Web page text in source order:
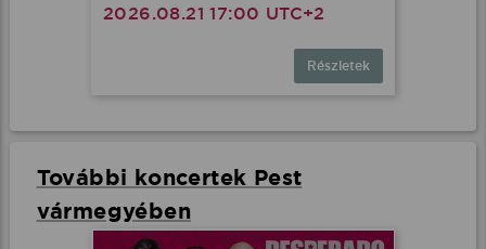
2026.08.21 17:00 UTC+2
Részletek
További koncertek Pest
vármegyében